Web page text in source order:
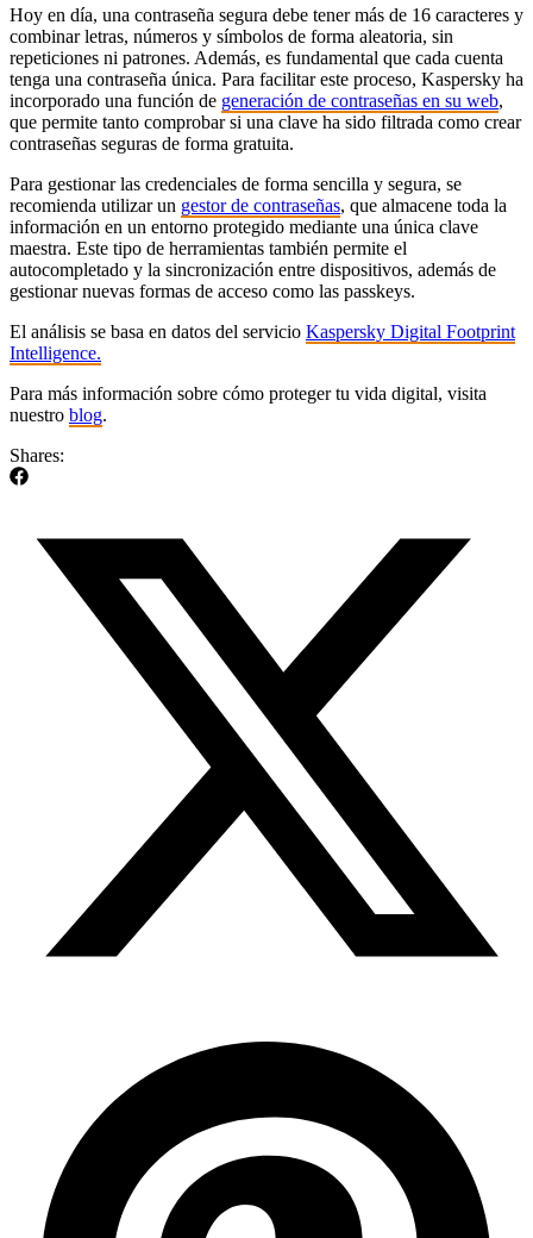
Hoy en día, una contraseña segura debe tener más de 16 caracteres y
combinar letras, números y símbolos de forma aleatoria, sin
repeticiones ni patrones. Además, es fundamental que cada cuenta
tenga una contraseña única. Para facilitar este proceso, Kaspersky ha
incorporado una función de generación de contraseñas en su web,
que permite tanto comprobar si una clave ha sido filtrada como crear
contraseñas seguras de forma gratuita.
Para gestionar las credenciales de forma sencilla y segura, se
recomienda utilizar un gestor de contraseñas, que almacene toda la
información en un entorno protegido mediante una única clave
maestra. Este tipo de herramientas también permite el
autocompletado y la sincronización entre dispositivos, además de
gestionar nuevas formas de acceso como las passkeys.
El análisis se basa en datos del servicio Kaspersky Digital Footprint
Intelligence.
Para más información sobre cómo proteger tu vida digital, visita
nuestro blog.
Shares: